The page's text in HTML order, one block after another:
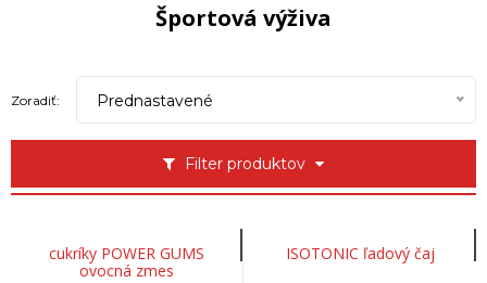
Športová výživa
Filter produktov
Zoradiť: Prednastavené
cukríky POWER GUMS
ovocná zmes
ISOTONIC ľadový čaj